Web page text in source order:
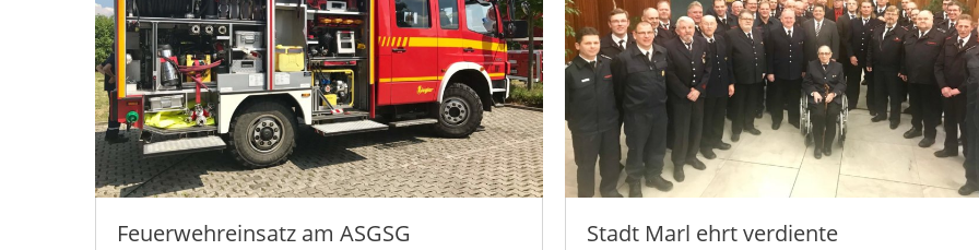
Feuerwehreinsatz am ASGSG
Stadt Marl ehrt verdiente